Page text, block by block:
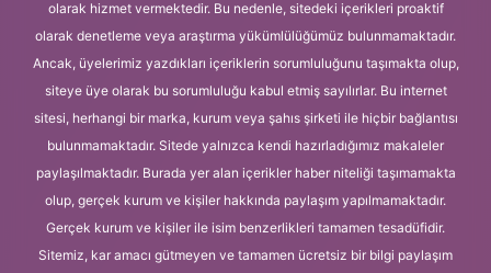
olarak hizmet vermektedir. Bu nedenle, sitedeki içerikleri proaktif
olarak denetleme veya araştırma yükümlülüğümüz bulunmamaktadır.
Ancak, üyelerimiz yazdıkları içeriklerin sorumluluğunu taşımakta olup,
siteye üye olarak bu sorumluluğu kabul etmiş sayılırlar. Bu internet
sitesi, herhangi bir marka, kurum veya şahıs şirketi ile hiçbir bağlantısı
bulunmamaktadır. Sitede yalnızca kendi hazırladığımız makaleler
paylaşılmaktadır. Burada yer alan içerikler haber niteliği taşımamakta
olup, gerçek kurum ve kişiler hakkında paylaşım yapılmamaktadır.
Gerçek kurum ve kişiler ile isim benzerlikleri tamamen tesadüfidir.
Sitemiz, kar amacı gütmeyen ve tamamen ücretsiz bir bilgi paylaşım